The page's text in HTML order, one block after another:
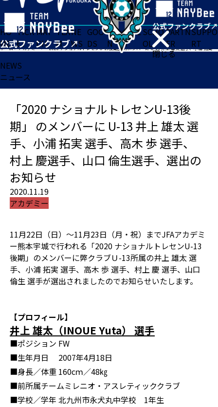
閉じる
HO
ME
TICK
ET
MAT
CH
TEA
M
NE
WS
GOO
DS
FA
N
ACADE
MY
SCHO
OL
PARTN
ER
SUPPO
RT
ホーム>アカデミー>「2020 ナショナルトレセンU-13後期」 のメンバーに U-13 井上 雄太 選手、小浦 拓実 選手、高木 歩 選手、 村上 慶選手、山口 倫生選手、選出のお知らせ
NEWS
ニュース
「2020 ナショナルトレセンU-13後
期」 のメンバーに U-13 井上 雄太 選
手、小浦 拓実 選手、高木 歩 選手、
村上 慶選手、山口 倫生選手、選出の
お知らせ
2020.11.19
アカデミー
11月22日（日）～11月23日（月・祝）までJFAアカデミ
ー熊本宇城で行われる「2020 ナショナルトレセンU-13
後期」のメンバーに弊クラブＵ-13所属の井上 雄太 選
手、小浦 拓実 選手、高木 歩 選手、村上 慶 選手、山口
倫生 選手が選出されましたのでお知らせいたします。
【プロフィール】
井上 雄太（INOUE Yuta） 選手
■ポジション FW
■生年月日
2007年4月18日
■身長／体重 160cｍ／48㎏
■前所属チームミレニオ・アスレティッククラブ
■学校／学年 北九州市永犬丸中学校 1年生